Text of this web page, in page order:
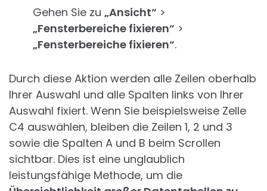
Gehen Sie zu „Ansicht“ >
„Fensterbereiche fixieren“ >
„Fensterbereiche fixieren“.
Durch diese Aktion werden alle Zeilen oberhalb
Ihrer Auswahl und alle Spalten links von Ihrer
Auswahl fixiert. Wenn Sie beispielsweise Zelle
C4 auswählen, bleiben die Zeilen 1, 2 und 3
sowie die Spalten A und B beim Scrollen
sichtbar. Dies ist eine unglaublich
leistungsfähige Methode, um die